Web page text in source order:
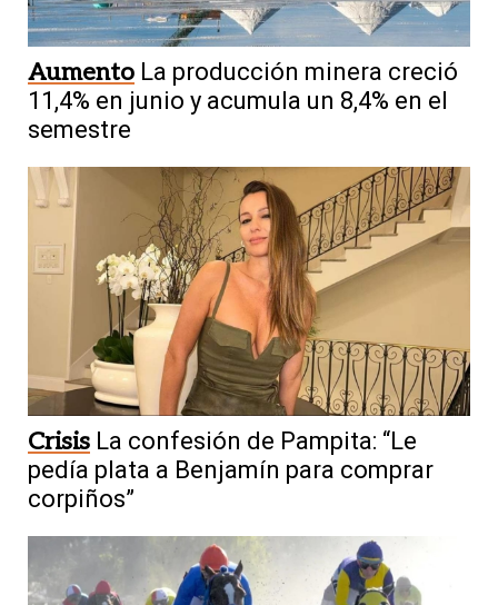
Aumento La producción minera creció
11,4% en junio y acumula un 8,4% en el
semestre
Crisis La confesión de Pampita: “Le
pedía plata a Benjamín para comprar
corpiños”